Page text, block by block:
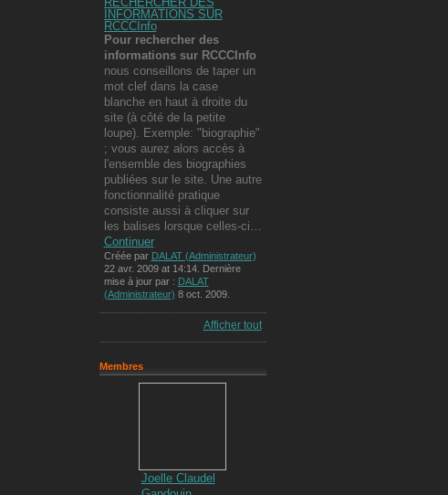
INFORMATIONS SUR
RCCCInfo
Pour rechercher des
informations sur RCCCInfo
nous conseillons de taper un
mot clef dans la case
blanche en haut à droite du
site (à côté de la petite
loupe). Exemple: "biographie"
; vous aurez alors accès à
l'ensemble des biographies
publiées sur le site. Une autre
fonctionnalité pratique
consiste aussi à cliquer sur
les balises lorsque celles-ci…
Continuer
Créée par DALAT (Administrateur)
22 avr. 2009 at 14:14. Dernière
mise à jour par : DALAT
(Administrateur) 8 oct. 2009.
Afficher tout
Membres
Joelle Claudel